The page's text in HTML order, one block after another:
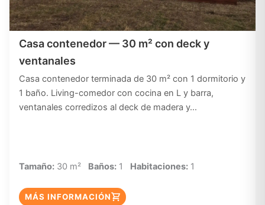
Casa contenedor — 30 m² con deck y
ventanales
Casa contenedor terminada de 30 m² con 1 dormitorio y
1 baño. Living-comedor con cocina en L y barra,
ventanales corredizos al deck de madera y…
Tamaño: 30 m² Baños: 1 Habitaciones: 1
MÁS INFORMACIÓN